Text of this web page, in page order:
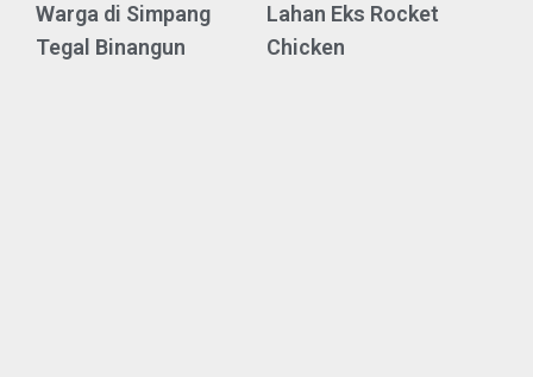
Warga di Simpang
Tegal Binangun
Lahan Eks Rocket
Chicken